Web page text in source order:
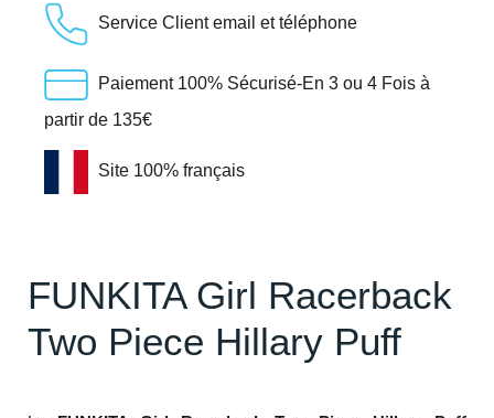
Service Client email et téléphone
Paiement 100% Sécurisé-En 3 ou 4 Fois à
partir de 135€
Site 100% français
FUNKITA Girl Racerback
Two Piece Hillary Puff